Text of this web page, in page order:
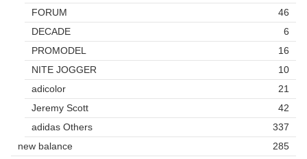
FORUM
46
DECADE
6
PROMODEL
16
NITE JOGGER
10
adicolor
21
Jeremy Scott
42
adidas Others
337
new balance
285